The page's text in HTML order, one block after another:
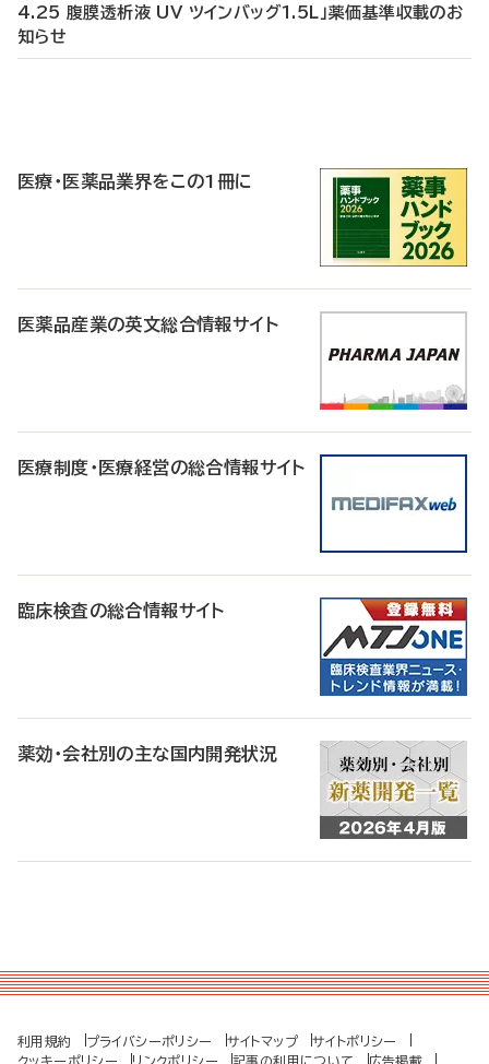
4.25 腹膜透析液 UV ツインバッグ1.5L」薬価基準収載のお
知らせ
医療・医薬品業界をこの1冊に
医薬品産業の英文総合情報サイト
医療制度・医療経営の総合情報サイト
臨床検査の総合情報サイト
薬効・会社別の主な国内開発状況
利用規約 プライバシーポリシー サイトマップ
サイトポリシー
クッキーポリシー
リンクポリシー 記事の利用について 広告掲載